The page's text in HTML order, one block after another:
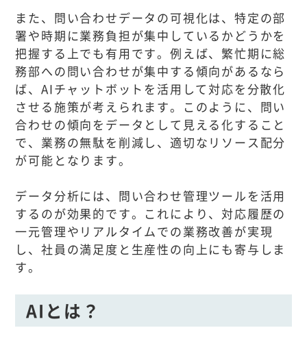
また、問い合わせデータの可視化は、特定の部
署や時期に業務負担が集中しているかどうかを
把握する上でも有用です。例えば、繁忙期に総
務部への問い合わせが集中する傾向があるなら
ば、AIチャットボットを活用して対応を分散化
させる施策が考えられます。このように、問い
合わせの傾向をデータとして見える化すること
で、業務の無駄を削減し、適切なリソース配分
が可能となります。
データ分析には、問い合わせ管理ツールを活用
するのが効果的です。これにより、対応履歴の
一元管理やリアルタイムでの業務改善が実現
し、社員の満足度と生産性の向上にも寄与しま
す。
AIとは？